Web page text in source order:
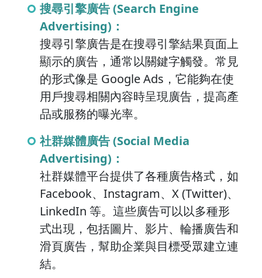
搜尋引擎廣告 (Search Engine
Advertising)：
搜尋引擎廣告是在搜尋引擎結果頁面上
顯示的廣告，通常以關鍵字觸發。常見
的形式像是 Google Ads，它能夠在使
用戶搜尋相關內容時呈現廣告，提高產
品或服務的曝光率。
社群媒體廣告 (Social Media
Advertising)：
社群媒體平台提供了各種廣告格式，如
Facebook、Instagram、X (Twitter)、
LinkedIn 等。這些廣告可以以多種形
式出現，包括圖片、影片、輪播廣告和
滑頁廣告，幫助企業與目標受眾建立連
結。